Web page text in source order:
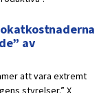
av
att vara extremt
styrelser.” X